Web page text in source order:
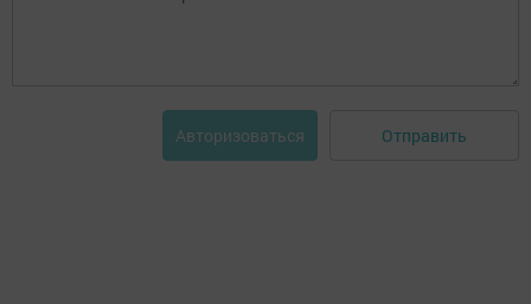
Авторизоваться Отправить